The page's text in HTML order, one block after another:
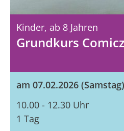
Kinder, Ab 8 Jahren
Grundkurs
am 07.02.2026 (Samstag)
10.00 - 12.30 Uhr
1 Tag